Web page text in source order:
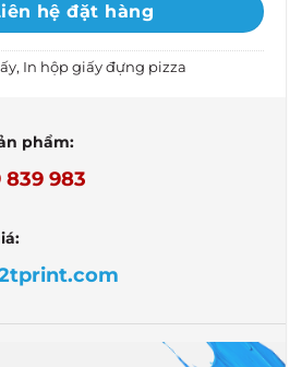
hệ đặt hàng
, In hộp giấy đựng pizza
phẩm:
839 983